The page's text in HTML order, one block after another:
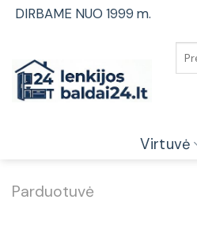
SkipDIRBAME NUO 1999 m.
Virtuvė
Parduotuvė